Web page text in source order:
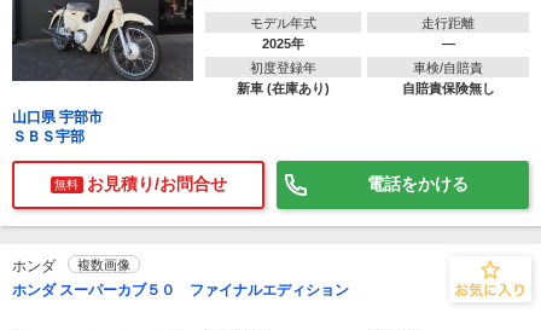
モデル年式
2025年
走行距離
―
初度登録年
新車 (在庫あり)
車検/自賠責
自賠責保険無し
山口県 宇部市
ＳＢＳ宇部
無料 お見積り/お問合せ 電話をかける
ホンダ 複数画像
ホンダ スーパーカブ５０ ファイナルエディション